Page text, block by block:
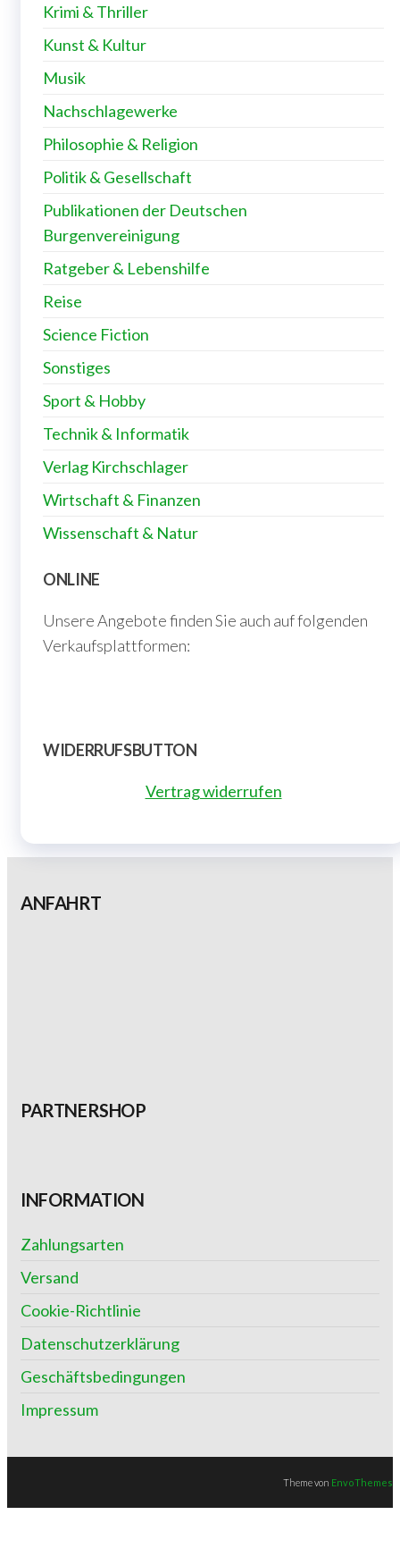
Krimi & Thriller
Kunst & Kultur
Musik
Nachschlagewerke
Philosophie & Religion
Politik & Gesellschaft
Publikationen der Deutschen
Burgenvereinigung
Ratgeber & Lebenshilfe
Reise
Science Fiction
Sonstiges
Sport & Hobby
Technik & Informatik
Verlag Kirchschlager
Wirtschaft & Finanzen
Wissenschaft & Natur
ONLINE
Unsere Angebote finden Sie auch auf folgenden
Verkaufsplattformen:
WIDERRUFSBUTTON
Vertrag widerrufen
ANFAHRT
PARTNERSHOP
INFORMATION
Zahlungsarten
Versand
Cookie-Richtlinie
Datenschutzerklärung
Geschäftsbedingungen
Impressum
Theme von EnvoThemes